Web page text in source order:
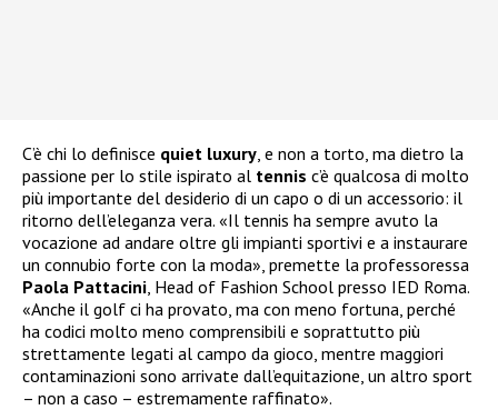
C’è chi lo definisce quiet luxury , e non a torto, ma dietro la
passione per lo stile ispirato al tennis c’è qualcosa di molto
più importante del desiderio di un capo o di un accessorio: il
ritorno dell’eleganza vera. «Il tennis ha sempre avuto la
vocazione ad andare oltre gli impianti sportivi e a instaurare
un connubio forte con la moda», premette la professoressa
Paola Pattacini , Head of Fashion School presso IED Roma.
«Anche il golf ci ha provato, ma con meno fortuna, perché
ha codici molto meno comprensibili e soprattutto più
strettamente legati al campo da gioco, mentre maggiori
contaminazioni sono arrivate dall’equitazione, un altro sport
– non a caso – estremamente raffinato».